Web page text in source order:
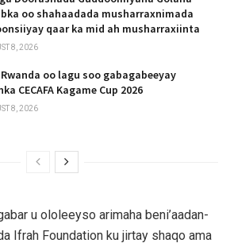
oo shahaadada musharraxnimada
qaar ka mid ah musharraxiinta
8, 2026
oo lagu soo gabagabeeyay
CECAFA Kagame Cup 2026
8, 2026
u ololeeyso arimaha beni’aadan-
Ifrah Foundation ku jirtay shaqo ama